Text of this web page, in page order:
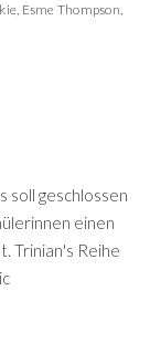
, Esme Thompson,
soll geschlossen
einen
Trinian's Reihe